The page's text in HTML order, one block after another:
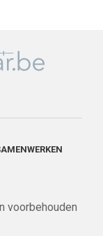
voorbehouden